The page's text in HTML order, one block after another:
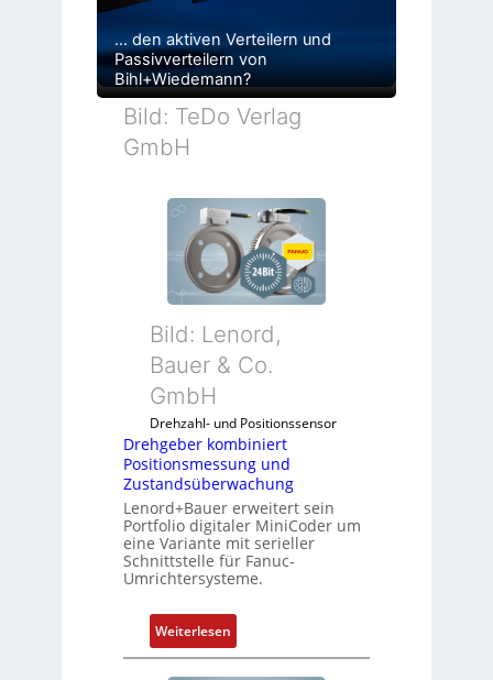
… den aktiven Verteilern und
Passivverteilern von
Bihl+Wiedemann?
Bild: TeDo Verlag
GmbH
Bild: Lenord,
Bauer & Co.
GmbH
Drehzahl- und Positionssensor
Drehgeber kombiniert
Positionsmessung und
Zustandsüberwachung
Lenord+Bauer erweitert sein
Portfolio digitaler MiniCoder um
eine Variante mit serieller
Schnittstelle für Fanuc-
Umrichtersysteme.
Weiterlesen:
D
r